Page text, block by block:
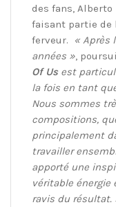
des fans,
faisant partie de
ferveur.
« Après
années »,
Of Usest
la fois en tant
Nous sommes
compositions,
principalement
travailler
apporté une
véritable
ravis du résultat.